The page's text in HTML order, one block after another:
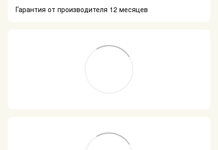
Гарантия от производителя 12 месяцев